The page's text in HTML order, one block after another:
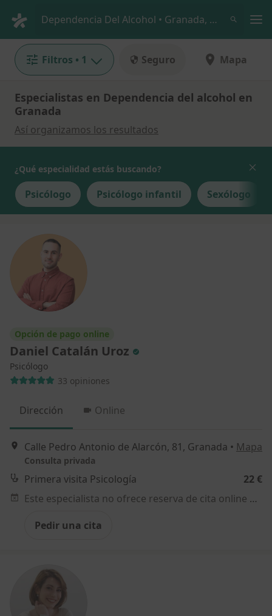
Dependencia Del Alcohol • Granada, Granada
Filtros • 1 Seguro Mapa
Especialistas en Dependencia del alcohol en
Granada
Así organizamos los resultados
¿Qué especialidad estás buscando?
Psicólogo Psicólogo infantil Sexólogo
Opción de pago online
Daniel Catalán Uroz
Psicólogo
33 opiniones
Dirección Online
Calle Pedro Antonio de Alarcón, 81, Granada • Mapa
Consulta privada
Primera visita Psicología
22 €
Este especialista no ofrece reserva de cita online en esta dirección.
Pedir una cita